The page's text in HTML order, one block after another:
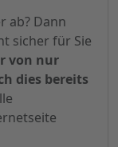
ab? Dann
sicher für Sie
von nur
dies bereits